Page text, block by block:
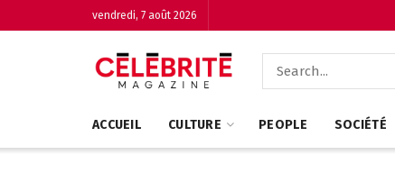
vendredi, 7 août 2026
ACCUEIL CULTURE PEOPLE SOCIÉTÉ